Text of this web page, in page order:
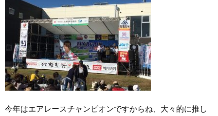
今年はエアレースチャンピオンですからね、大々的に推し